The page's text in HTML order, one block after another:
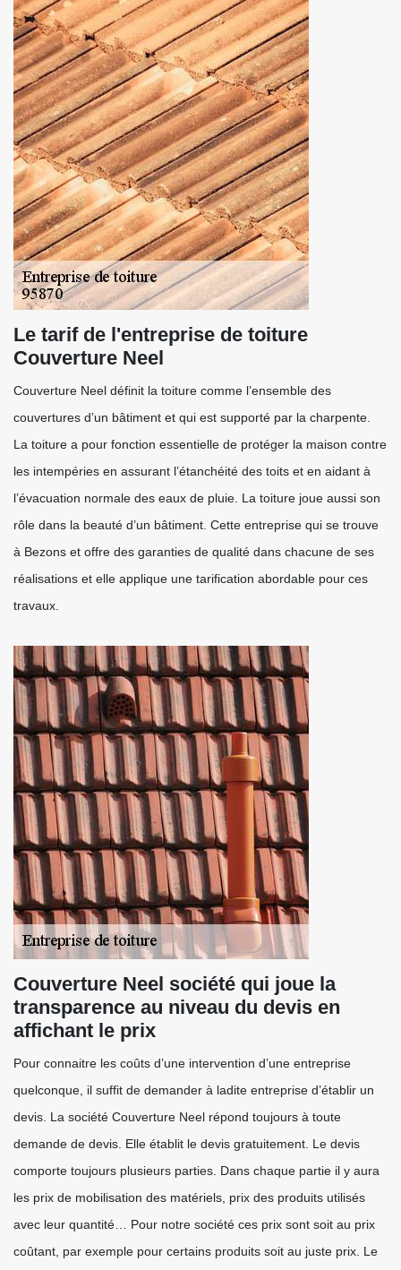
Le tarif de l'entreprise de toiture
Couverture Neel
Couverture Neel définit la toiture comme l’ensemble des
couvertures d’un bâtiment et qui est supporté par la charpente.
La toiture a pour fonction essentielle de protéger la maison contre
les intempéries en assurant l’étanchéité des toits et en aidant à
l’évacuation normale des eaux de pluie. La toiture joue aussi son
rôle dans la beauté d’un bâtiment. Cette entreprise qui se trouve
à Bezons et offre des garanties de qualité dans chacune de ses
réalisations et elle applique une tarification abordable pour ces
travaux.
Couverture Neel société qui joue la
transparence au niveau du devis en
affichant le prix
Pour connaitre les coûts d’une intervention d’une entreprise
quelconque, il suffit de demander à ladite entreprise d’établir un
devis. La société Couverture Neel répond toujours à toute
demande de devis. Elle établit le devis gratuitement. Le devis
comporte toujours plusieurs parties. Dans chaque partie il y aura
les prix de mobilisation des matériels, prix des produits utilisés
avec leur quantité… Pour notre société ces prix sont soit au prix
coûtant, par exemple pour certains produits soit au juste prix. Le